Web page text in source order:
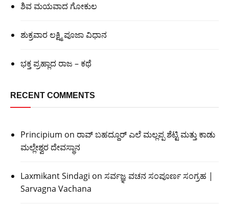
ಶಿವ ಮಯವಾದ ಗೋಕುಲ
ಶುಕ್ರವಾರ ಲಕ್ಷ್ಮಿ ಪೂಜಾ ವಿಧಾನ
ಭಕ್ತ ಪ್ರಹ್ಲಾದ ರಾಜ – ಕಥೆ
RECENT COMMENTS
Principium on ರಾವ್ ಬಹದ್ದೂರ್ ಎಲೆ ಮಲ್ಲಪ್ಪ ಶೆಟ್ಟಿ ಮತ್ತು ಕಾಡು
ಮಲ್ಲೇಶ್ವರ ದೇವಸ್ಥಾನ
Laxmikant Sindagi on ಸರ್ವಜ್ಞ ವಚನ ಸಂಪೂರ್ಣ ಸಂಗ್ರಹ |
Sarvagna Vachana